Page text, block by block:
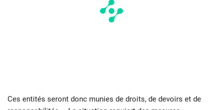
Ces entités seront donc munies de droits, de devoirs et de